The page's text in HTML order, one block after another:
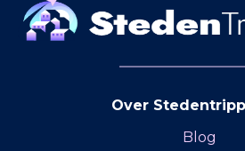
Over
Blog